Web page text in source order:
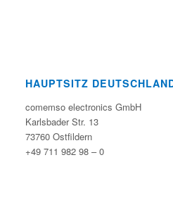
HAUPTSITZ
comemso electronics GmbH
Karlsbader Str. 13
73760 Ostfildern
+49 711 982 98 – 0